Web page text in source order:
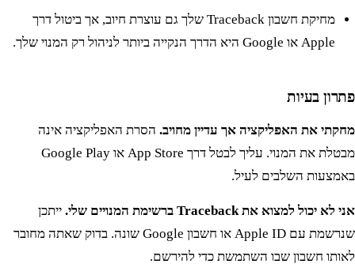
מחיקת חשבון Traceback שלך גם עוצרת חיוב, אך ביטול דרך
Apple או Google היא הדרך הנקייה ביותר לניהול רק המנוי שלך.
פתרון בעיות
מחקתי את האפליקציה אך עדיין מחויב. הסרת האפליקציה אינה
מבטלת את המנוי. עליך לבטל דרך App Store או Google Play
באמצעות השלבים לעיל.
אני לא יכול למצוא את Traceback ברשימת המנויים שלי.
ייתכן
שנרשמת עם Apple ID או חשבון Google שונה. בדוק שאתה מחובר
לאותו חשבון שבו השתמשת כדי להירשם.